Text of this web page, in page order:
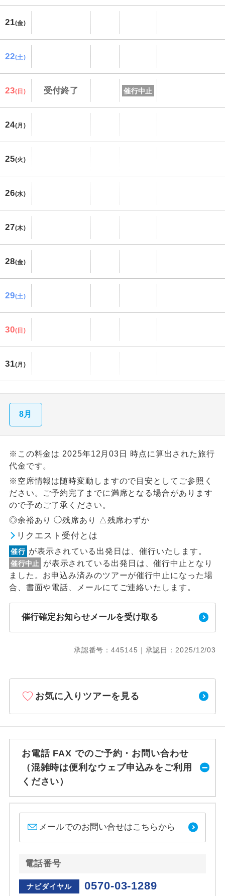
21(金)
22(土)
23(日) 受付終了 催行中止
24(月)
25(火)
26(水)
27(木)
28(金)
29(土)
30(日)
31(月)
8月
※この料金は 2025年12月03日 時点に算出された旅行
代金です。
※空席情報は随時変動しますので目安としてご参照く
ださい。ご予約完了までに満席となる場合があります
ので予めご了承ください。
◎余裕あり ◯残席あり △残席わずか
リクエスト受付とは
催行 が表示されている出発日は、催行いたします。
催行中止
が表示されている出発日は、催行中止となり
ました。お申込み済みのツアーが催行中止になった場
合、書面や電話、メールにてご連絡いたします。
催行確定お知らせメールを受け取る
承認番号：445145｜承認日：2025/12/03
お気に入りツアーを見る
お電話 FAX でのご予約・お問い合わせ
（混雑時は便利なウェブ申込みをご利用
ください）
メールでのお問い合せはこちらから
電話番号
ナビダイヤル 0570-03-1289